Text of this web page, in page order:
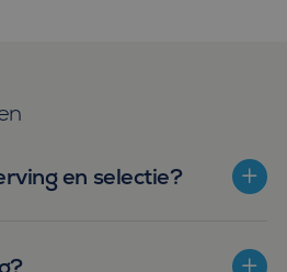
en selectie?